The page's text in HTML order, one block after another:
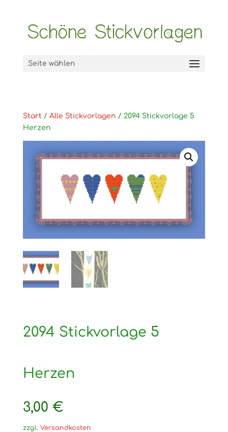
Seite wählen
Start / Alle Stickvorlagen / 2094 Stickvorlage 5
Herzen
2094 Stickvorlage 5
Herzen
3,00 €
zzgl. Versandkosten